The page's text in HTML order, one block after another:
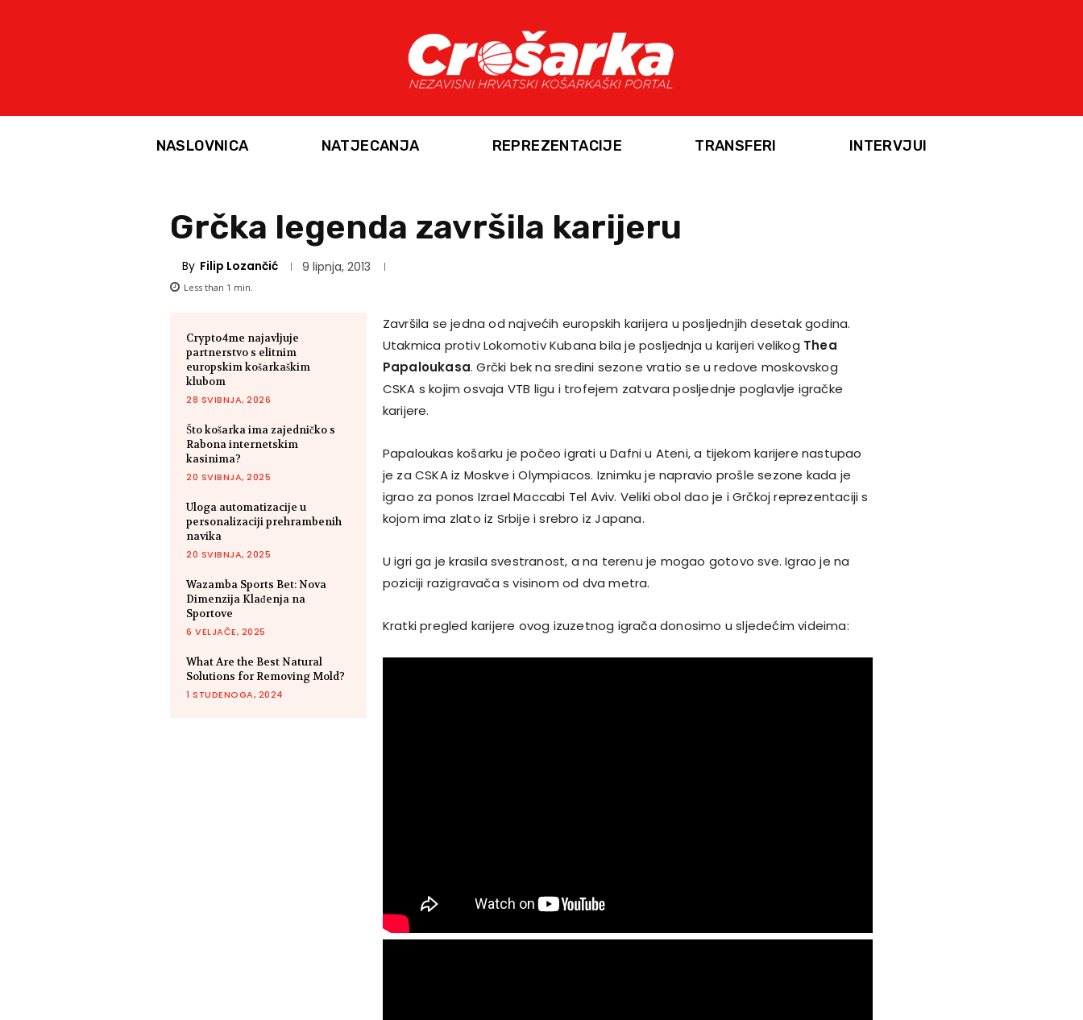
NASLOVNICA NATJECANJA REPREZENTACIJE TRANSFERI INTERVJUI
Grčka legenda završila karijeru
By Filip Lozančić 9 lipnja, 2013
Less than 1 min.
Crypto4me najavljuje
partnerstvo s elitnim
europskim košarkaškim
klubom
28 SVIBNJA, 2026
Što košarka ima zajedničko s
Rabona internetskim
kasinima?
20 SVIBNJA, 2025
Uloga automatizacije u
personalizaciji prehrambenih
navika
20 SVIBNJA, 2025
Wazamba Sports Bet: Nova
Dimenzija Klađenja na
Sportove
6 VELJAČE, 2025
What Are the Best Natural
Solutions for Removing Mold?
1 STUDENOGA, 2024
Završila se jedna od najvećih europskih karijera u posljednjih desetak godina.
Utakmica protiv Lokomotiv Kubana bila je posljednja u karijeri velikog Thea
Papaloukasa. Grčki bek na sredini sezone vratio se u redove moskovskog
CSKA s kojim osvaja VTB ligu i trofejem zatvara posljednje poglavlje igračke
karijere.
Papaloukas košarku je počeo igrati u Dafni u Ateni, a tijekom karijere nastupao
je za CSKA iz Moskve i Olympiacos. Iznimku je napravio prošle sezone kada je
igrao za ponos Izrael Maccabi Tel Aviv. Veliki obol dao je i Grčkoj reprezentaciji s
kojom ima zlato iz Srbije i srebro iz Japana.
U igri ga je krasila svestranost, a na terenu je mogao gotovo sve. Igrao je na
poziciji razigravača s visinom od dva metra.
Kratki pregled karijere ovog izuzetnog igrača donosimo u sljedećim videima: